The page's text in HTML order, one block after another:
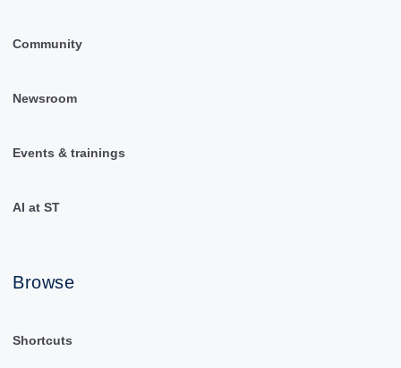
Community
Newsroom
Events & trainings
AI at ST
Browse
Shortcuts